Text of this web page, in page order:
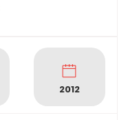
2012